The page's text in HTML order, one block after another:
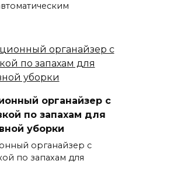
органайзер с
по запахам для
уборки
органайзер с
по запахам для